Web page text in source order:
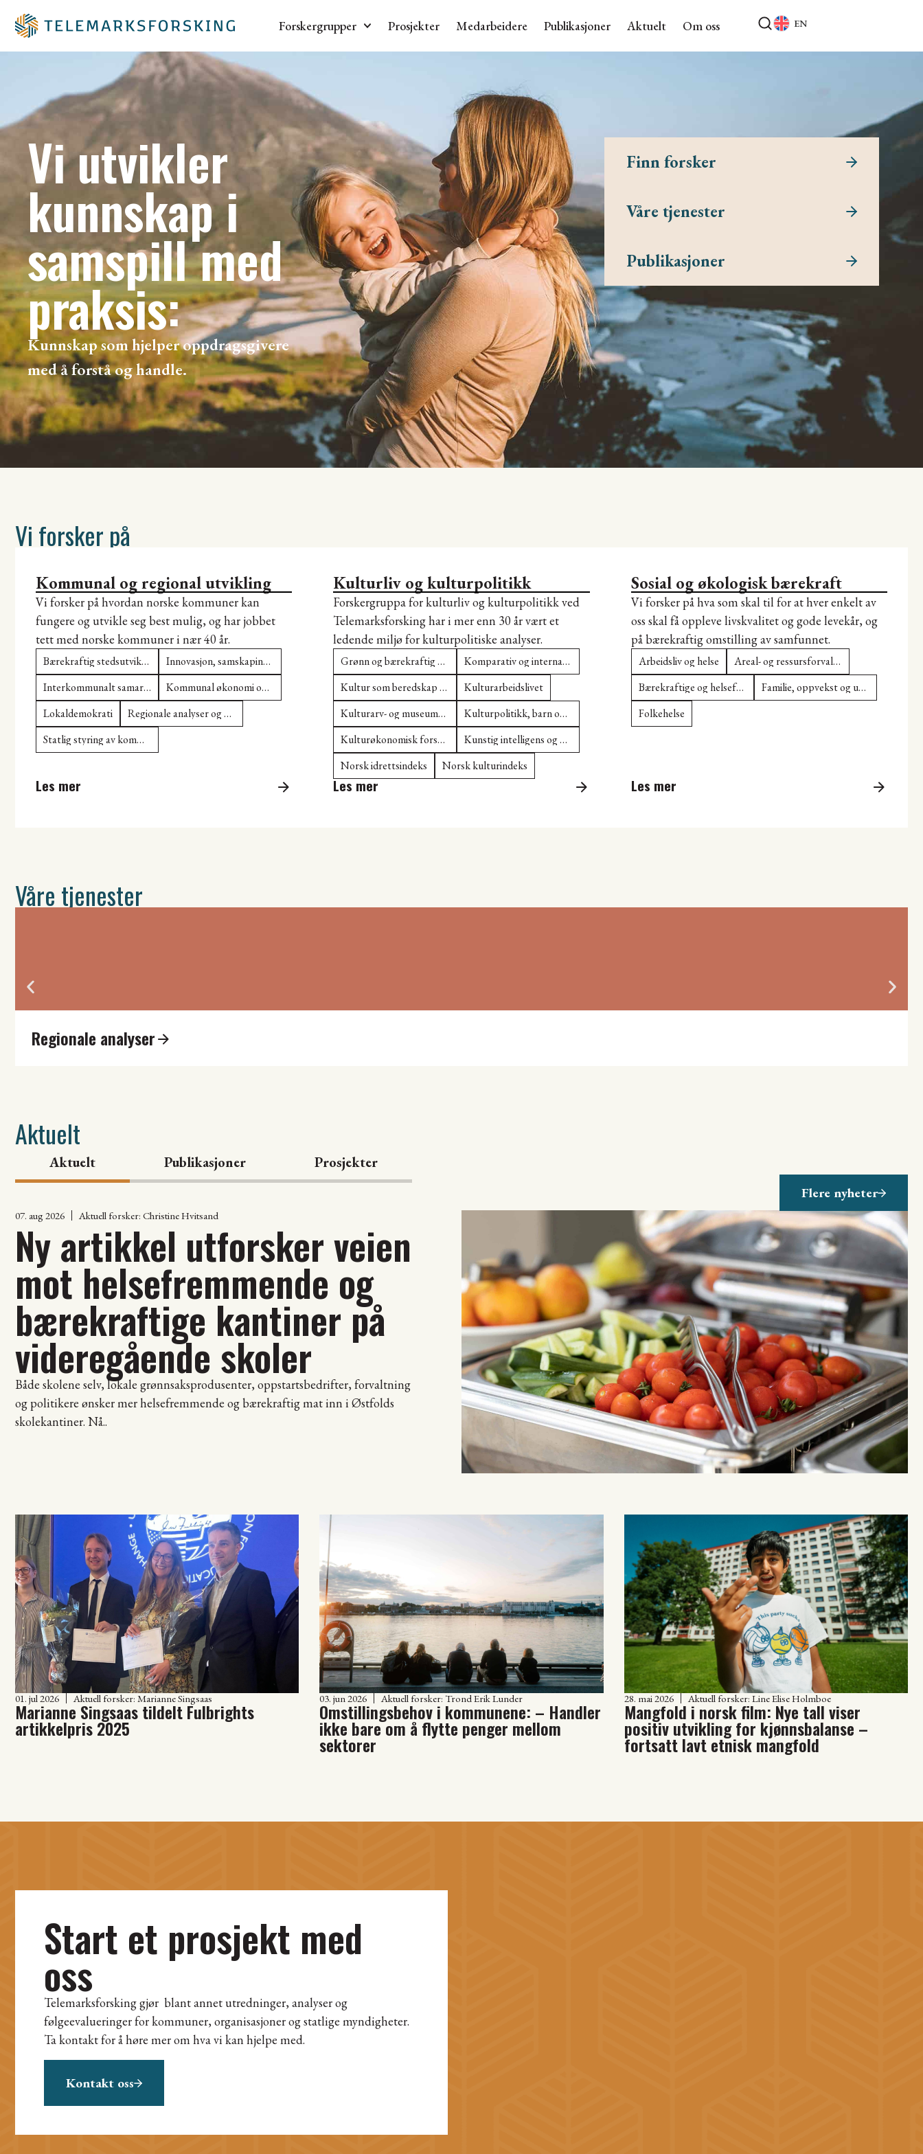
Forskergrupper Prosjekter Medarbeidere Publikasjoner Aktuelt Om oss EN
Vi utvikler
kunnskap i
samspill med
praksis:
Kunnskap som hjelper oppdragsgivere
med å forstå og handle.
Finn forsker
Våre tjenester
Publikasjoner
Vi forsker på
Kommunal og regional utvikling
Vi forsker på hvordan norske kommuner kan
fungere og utvikle seg best mulig, og har jobbet
tett med norske kommuner i nær 40 år.
Bærekraftig stedsutvikling
Innovasjon, samskaping og utvikling av kommunal sektor
Interkommunalt samarbeid og kommunestruktur
Kommunal økonomi og omstilling
Lokaldemokrati
Regionale analyser og attraktivitet
Statlig styring av kommunesektoren
Les mer
Kulturliv og kulturpolitikk
Forskergruppa for kulturliv og kulturpolitikk ved
Telemarksforsking har i mer enn 30 år vært et
ledende miljø for kulturpolitiske analyser.
Grønn og bærekraftig kulturpolitikk
Komparativ og internasjonal kulturpolitikkforsking
Kultur som beredskap og soft power
Kulturarbeidslivet
Kulturarv- og museumsforsking
Kulturpolitikk, barn og unge
Kulturøkonomisk forsking
Kunstig intelligens og digital kulturpolitikk
Norsk idrettsindeks
Norsk kulturindeks
Les mer
Sosial og økologisk bærekraft
Vi forsker på hva som skal til for at hver enkelt av
oss skal få oppleve livskvalitet og gode levekår, og
på bærekraftig omstilling av samfunnet.
Arbeidsliv og helse
Areal- og ressursforvaltning
Bærekraftige og helsefremmende matsystemer
Familie, oppvekst og utdanning
Folkehelse
Les mer
Våre tjenester
Regionale analyser
Aktuelt
Flere nyheter
Aktuelt Publikasjoner Prosjekter
07. aug 2026 Aktuell forsker: Christine Hvitsand
Ny artikkel utforsker veien
mot helsefremmende og
bærekraftige kantiner på
videregående skoler
Både skolene selv, lokale grønnsaksprodusenter, oppstartsbedrifter, forvaltning
og politikere ønsker mer helsefremmende og bærekraftig mat inn i Østfolds
skolekantiner. Nå..
01. jul 2026 Aktuell forsker: Marianne Singsaas
Marianne Singsaas tildelt Fulbrights
artikkelpris 2025
03. jun 2026 Aktuell forsker: Trond Erik Lunder
Omstillingsbehov i kommunene: – Handler
ikke bare om å flytte penger mellom
sektorer
28. mai 2026 Aktuell forsker: Line Elise Holmboe
Mangfold i norsk film: Nye tall viser
positiv utvikling for kjønnsbalanse –
fortsatt lavt etnisk mangfold
Start et prosjekt med
oss
Telemarksforsking gjør blant annet utredninger, analyser og
følgeevalueringer for kommuner, organisasjoner og statlige myndigheter.
Ta kontakt for å høre mer om hva vi kan hjelpe med.
Kontakt oss